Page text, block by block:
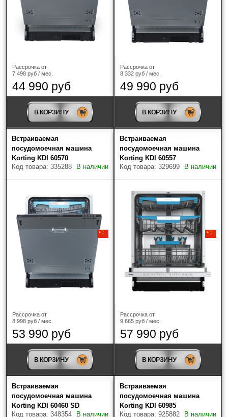
Haier(10)
HiSTORY(4)
HOMSair(4)
Korting (16)
Kuppersberg
Kuppersbusch (5)
Miele(9)
Samsung
Siemens(1)
Smeg (14)
TEKA(2)
Vard(1)
Zigmund & Shtain(16)
Рассрочка от
7 498 руб / мес.
44 990 руб
В КОРЗИНУ
Рассрочка от
8 332 руб / мес.
49 990 руб
В КОРЗИНУ
Встраиваемая
посудомоечная машина
Korting KDI 60570
Код товара: 335288
В наличии
Рассрочка от
8 998 руб / мес.
53 990 руб
В КОРЗИНУ
Встраиваемая
посудомоечная машина
Korting KDI 60557
Код товара: 329699
В наличии
Рассрочка от
9 665 руб / мес.
57 990 руб
В КОРЗИНУ
Встраиваемая
посудомоечная машина
Korting KDI 60460 SD
Код товара: 348354
В наличии
Встраиваемая
посудомоечная машина
Korting KDI 60985
Код товара: 925882
В наличии